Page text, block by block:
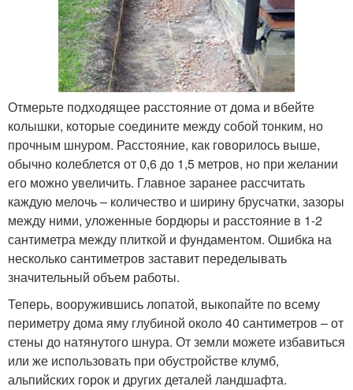
Отмерьте подходящее расстояние от дома и вбейте
колышки, которые соедините между собой тонким, но
прочным шнуром. Расстояние, как говорилось выше,
обычно колеблется от 0,6 до 1,5 метров, но при желании
его можно увеличить. Главное заранее рассчитать
каждую мелочь – количество и ширину брусчатки, зазоры
между ними, уложенные бордюры и расстояние в 1-2
сантиметра между плиткой и фундаментом. Ошибка на
несколько сантиметров заставит переделывать
значительный объем работы.
Теперь, вооружившись лопатой, выкопайте по всему
периметру дома яму глубиной около 40 сантиметров – от
стены до натянутого шнура. От земли можете избавиться
или же использовать при обустройстве клумб,
альпийских горок и других деталей ландшафта.